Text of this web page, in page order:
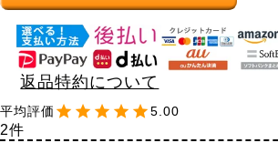
返品特約について
5.00
2